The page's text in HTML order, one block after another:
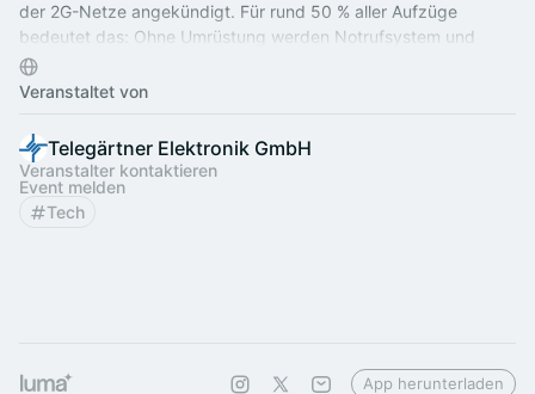
der 2G-Netze angekündigt. Für rund 50 % aller Aufzüge
bedeutet das: Ohne Umrüstung werden Notrufsystem und
Aufzug funktionsunfähig.
Veranstaltet von
Telegärtner Elektronik GmbH
Veranstalter kontaktieren
Event melden
Tech
App herunterladen